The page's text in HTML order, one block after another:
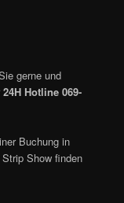
gerne und
24H Hotline 069-
Buchung in
Show finden